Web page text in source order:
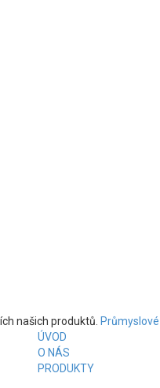
našich produktů.
ÚVOD
O NÁS
PRODUKTY